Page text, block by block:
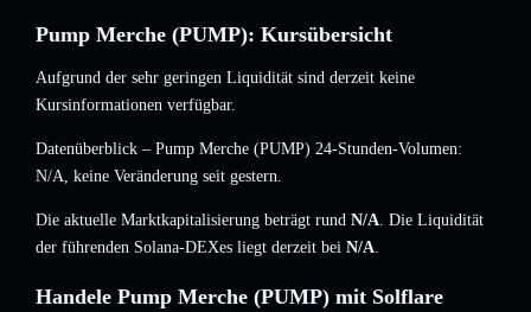
Pump Merche (PUMP): Kursübersicht
Aufgrund der sehr geringen Liquidität sind derzeit keine
Kursinformationen verfügbar.
Datenüberblick – Pump Merche (PUMP) 24-Stunden-Volumen:
N/A, keine Veränderung seit gestern.
Die aktuelle Marktkapitalisierung beträgt rund N/A. Die Liquidität
der führenden Solana-DEXes liegt derzeit bei N/A.
Handele Pump Merche (PUMP) mit Solflare